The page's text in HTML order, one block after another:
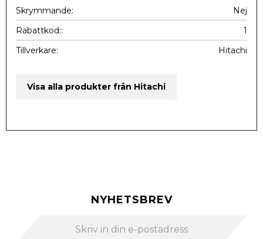
Skrymmande
Nej
Rabattkod:
1
Tillverkare
Hitachi
Visa alla produkter från Hitachi
NYHETSBREV